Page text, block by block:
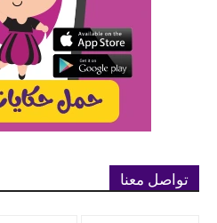
تواصل معنا